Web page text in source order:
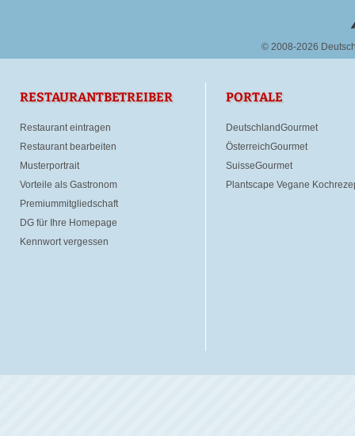
© 2008-2026
RESTAURANTBETREIBER
Restaurant eintragen
Restaurant bearbeiten
Musterportrait
Vorteile als Gastronom
Premiummitgliedschaft
DG für Ihre Homepage
Kennwort vergessen
PORTALE
DeutschlandGourmet
ÖsterreichGourmet
SuisseGourmet
Plantscape Vegane